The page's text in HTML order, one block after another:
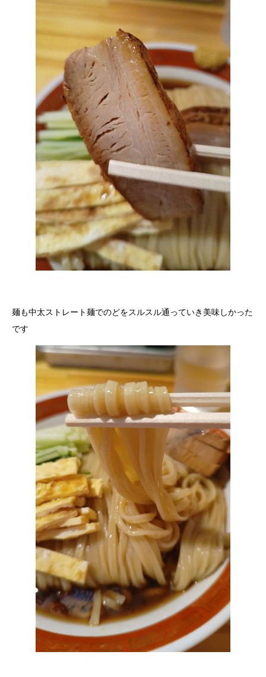
麺も中太ストレート麺でのどをスルスル通っていき美味しかった
です